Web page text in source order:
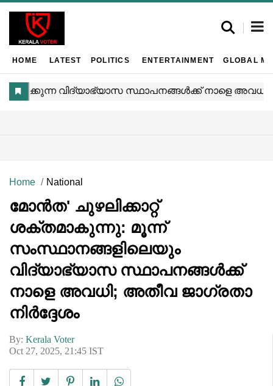
HOME LATEST POLITICS ENTERTAINMENT GLOBAL
Home National
മോൻത' ചുഴലിക്കാറ്റ്
ശക്തമാകുന്നു: മൂന്ന്
സംസ്ഥാനങ്ങളിലെയും
വിദ്യാഭ്യാസ സ്ഥാപനങ്ങൾക്ക്
നാളെ അവധി; അതീവ ജാഗ്രതാ
നിർദ്ദേശം
By: Kerala Voter
Oct 27, 2025, 21:45 IST